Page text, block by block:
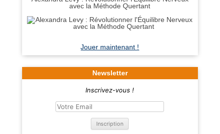
avec la Méthode Quertant
Jouer maintenant !
Newsletter
Inscrivez-vous !